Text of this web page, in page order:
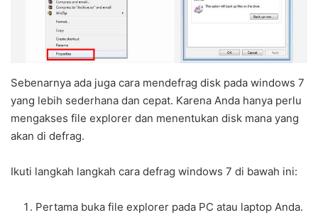
Sebenarnya ada juga cara mendefrag disk pada windows 7
yang lebih sederhana dan cepat. Karena Anda hanya perlu
mengakses file explorer dan menentukan disk mana yang
akan di defrag.
Ikuti langkah langkah cara defrag windows 7 di bawah ini:
Pertama buka file explorer pada PC atau laptop Anda.